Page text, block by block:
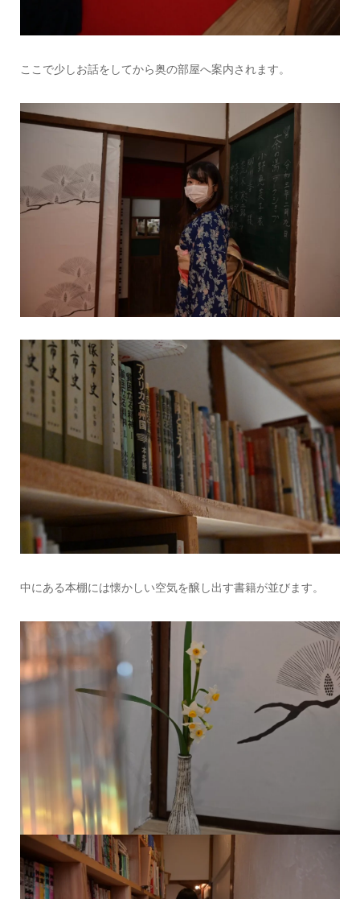
ここで少しお話をしてから奥の部屋へ案内されます。
中にある本棚には懐かしい空気を醸し出す書籍が並びます。